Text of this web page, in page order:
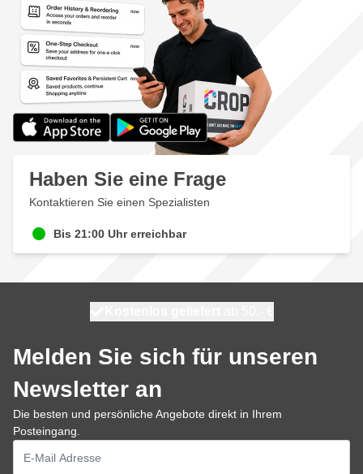
Haben Sie eine Frage
Kontaktieren Sie einen Spezialisten
Bis 21:00 Uhr erreichbar
Melden Sie sich für unseren
Newsletter an
Die besten und persönliche Angebote direkt in Ihrem
Posteingang.